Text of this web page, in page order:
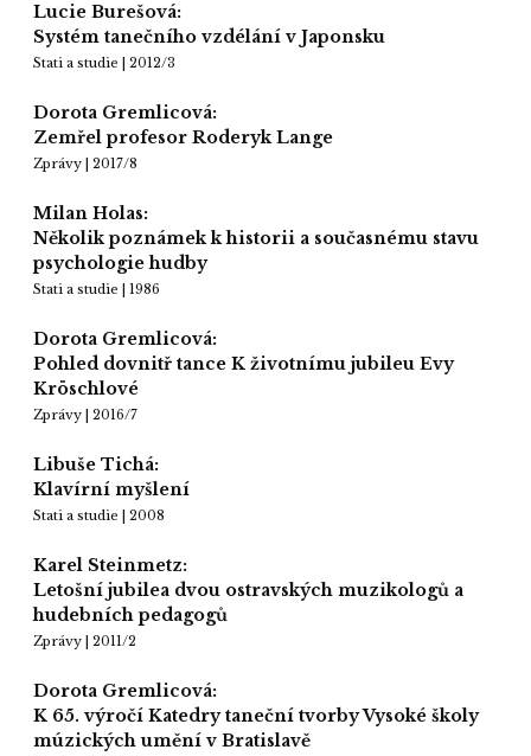
Lucie Burešová:
Systém tanečního vzdélání v Japonsku
Stati a studie | 2012/3
Dorota Gremlicová:
Zemřel profesor Roderyk Lange
Zprávy | 2017/8
Milan Holas:
Několik poznámek k historii a současnému stavu
psychologie hudby
Stati a studie | 1986
Dorota Gremlicová:
Pohled dovnitř tance K životnímu jubileu Evy
Kröschlové
Zprávy | 2016/7
Libuše Tichá:
Klavírní myšlení
Stati a studie | 2008
Karel Steinmetz:
Letošní jubilea dvou ostravských muzikologů a
hudebních pedagogů
Zprávy | 2011/2
Dorota Gremlicová:
K 65. výročí Katedry taneční tvorby Vysoké školy
múzických umění v Bratislavě